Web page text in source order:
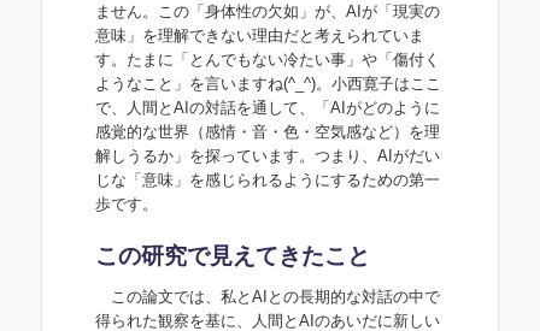
ません。この「身体性の欠如」が、AIが「現実の
意味」を理解できない理由だと考えられていま
す。たまに「とんでもない冷たい事」や「傷付く
ようなこと」を言いますね(^_^)。小西寛子はここ
で、人間とAIの対話を通して、「AIがどのように
感覚的な世界（感情・音・色・空気感など）を理
解しうるか」を探っています。つまり、AIがだい
じな「意味」を感じられるようにするための第一
歩です。
この研究で見えてきたこと
この論文では、私とAIとの長期的な対話の中で
得られた観察を基に、人間とAIのあいだに新しい